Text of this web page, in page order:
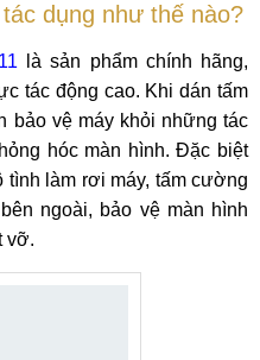
dụng như thế nào?
là sản phẩm chính hãng,
tác động cao. Khi dán tấm
bảo vệ máy khỏi những tác
hóc màn hình. Đặc biệt
tình làm rơi máy, tấm cường
ngoài, bảo vệ màn hình
vỡ.